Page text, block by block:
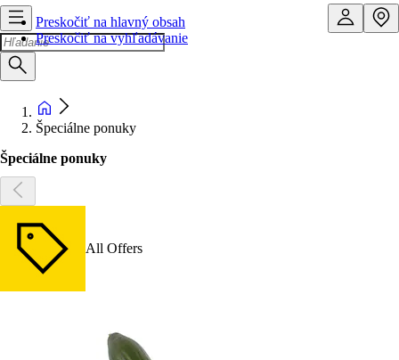
Preskočiť na hlavný obsah
Preskočiť na vyhľadávanie
Špeciálne ponuky
Špeciálne ponuky
All Offers